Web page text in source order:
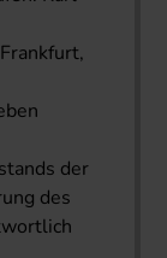
der
des